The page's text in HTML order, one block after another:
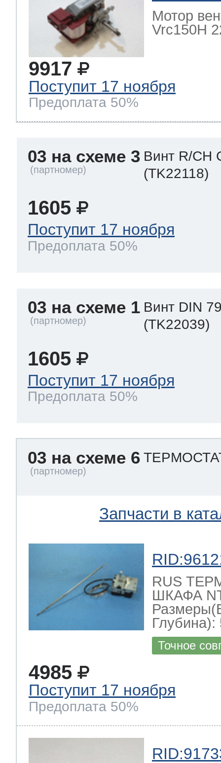
Мотор
Vrc150H
9917
Поступит 17 ноября
Предоплата 50%
03 на схеме 3 Винт R/CH
(TK22118)
1605
Поступит 17 ноября
Предоплата 50%
03 на схеме 1 Винт DIN
(TK22039)
1605
Поступит 17 ноября
Предоплата 50%
03 на схеме 6
Запчасти в
RUS
ШКАФА
Глубина):
Точное
4985
Поступит 17 ноября
Предоплата 50%